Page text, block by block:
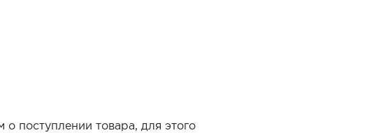
поступлении товара, для этого